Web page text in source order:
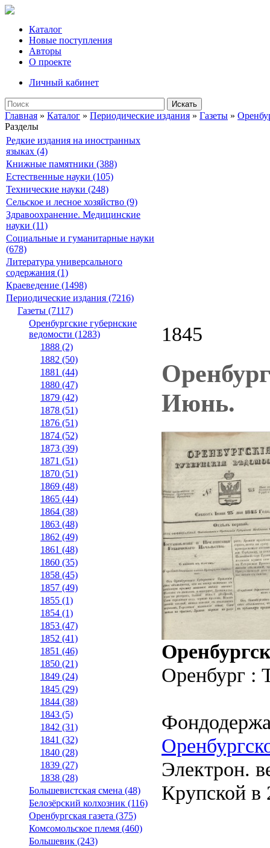
Каталог
Новые поступления
Авторы
О проекте
Личный кабинет
Искать
Главная » Каталог » Периодические издания » Газеты »
Разделы
Редкие издания на иностранных
языках (4)
Книжные памятники (388)
Естественные науки (105)
Технические науки (248)
Сельское и лесное хозяйство (9)
Здравоохранение. Медицинские
науки (11)
Социальные и гуманитарные науки
(678)
Литература универсального
содержания (1)
Краеведение (1498)
Периодические издания (7216)
Газеты (7117)
Оренбургские губернские
ведомости (1283)
1888 (2)
1882 (50)
1881 (44)
1880 (47)
1879 (42)
1878 (51)
1876 (51)
1874 (52)
1873 (39)
1871 (51)
1870 (51)
1869 (48)
1865 (44)
1864 (38)
1863 (48)
1862 (49)
1861 (48)
1860 (35)
1858 (45)
1857 (49)
1855 (1)
1854 (1)
1853 (47)
1852 (41)
1851 (46)
1850 (21)
1849 (24)
1845 (29)
1844 (38)
1843 (5)
1842 (31)
1841 (32)
1840 (28)
1839 (27)
1838 (28)
Большевистская смена (48)
Белозёрский колхозник (116)
Оренбургская газета (375)
Комсомольское племя (460)
Большевик (243)
1845
Июнь.
Оренбург :
Электрон.
Крупской в